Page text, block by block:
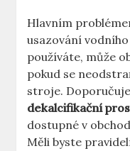
Hlavním
usazování
používáte, může
‍pokud se
⁣stroje.
dekalcifikační
dostupné ⁣v
Měli byste